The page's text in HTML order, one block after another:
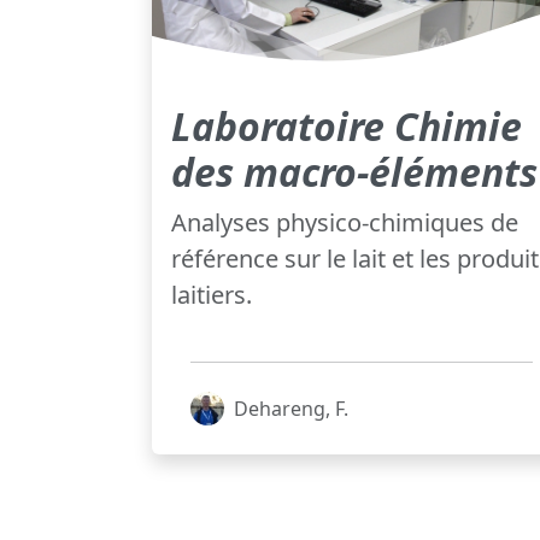
Laboratoire Chimie
des macro-éléments
Analyses physico-chimiques de
référence sur le lait et les
laitiers.
Dehareng, F.